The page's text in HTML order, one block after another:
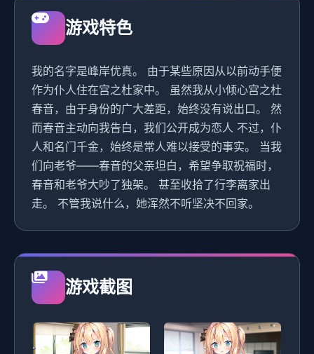
游戏特色
我的名字是峰岸优真。 由于某些原因从以前动手便
作为仆人住在宫之杜家中。 虽然我从小倾心宫之杜
春音，由于身份的广大差距，始终没有说出口。 然
而春音主动向我告白，我们公开成为恋人 不过，仆
人和名门千金，始终是常人难以接受的事实。 当我
们向老爷——春音的父亲坦白，希望争取祝福时，
春音和老爷大吵了独架。 甚至收拾了行李离家出
走。 不管我说什么，她浑然不听坚决不回家。
游戏截图